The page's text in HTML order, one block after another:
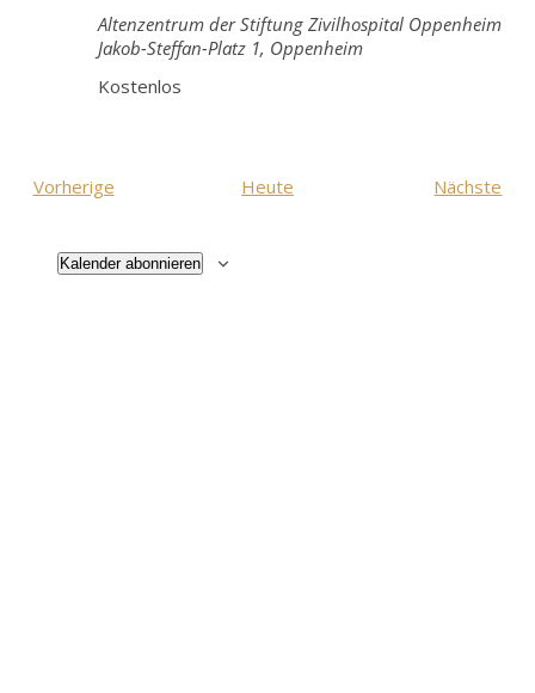
Altenzentrum der Stiftung Zivilhospital Oppenheim
Jakob-Steffan-Platz 1, Oppenheim
Kostenlos
VorherigeVeranstaltungenHeute Nächste
Kalender abonnieren